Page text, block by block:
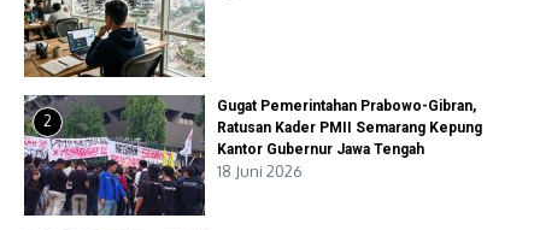
2
Gugat Pemerintahan Prabowo-Gibran,
Ratusan Kader PMII Semarang Kepung
Kantor Gubernur Jawa Tengah
18 Juni 2026